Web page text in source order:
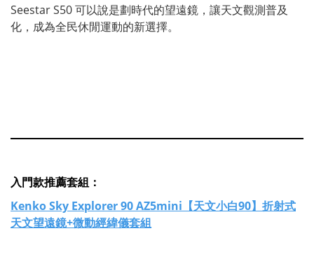
Seestar S50 可以說是劃時代的望遠鏡，讓天文觀測普及
化，成為全民休閒運動的新選擇。
入門款推薦套組：
Kenko Sky Explorer 90 AZ5mini【天文小白90】折射式
天文望遠鏡+微動經緯儀套組